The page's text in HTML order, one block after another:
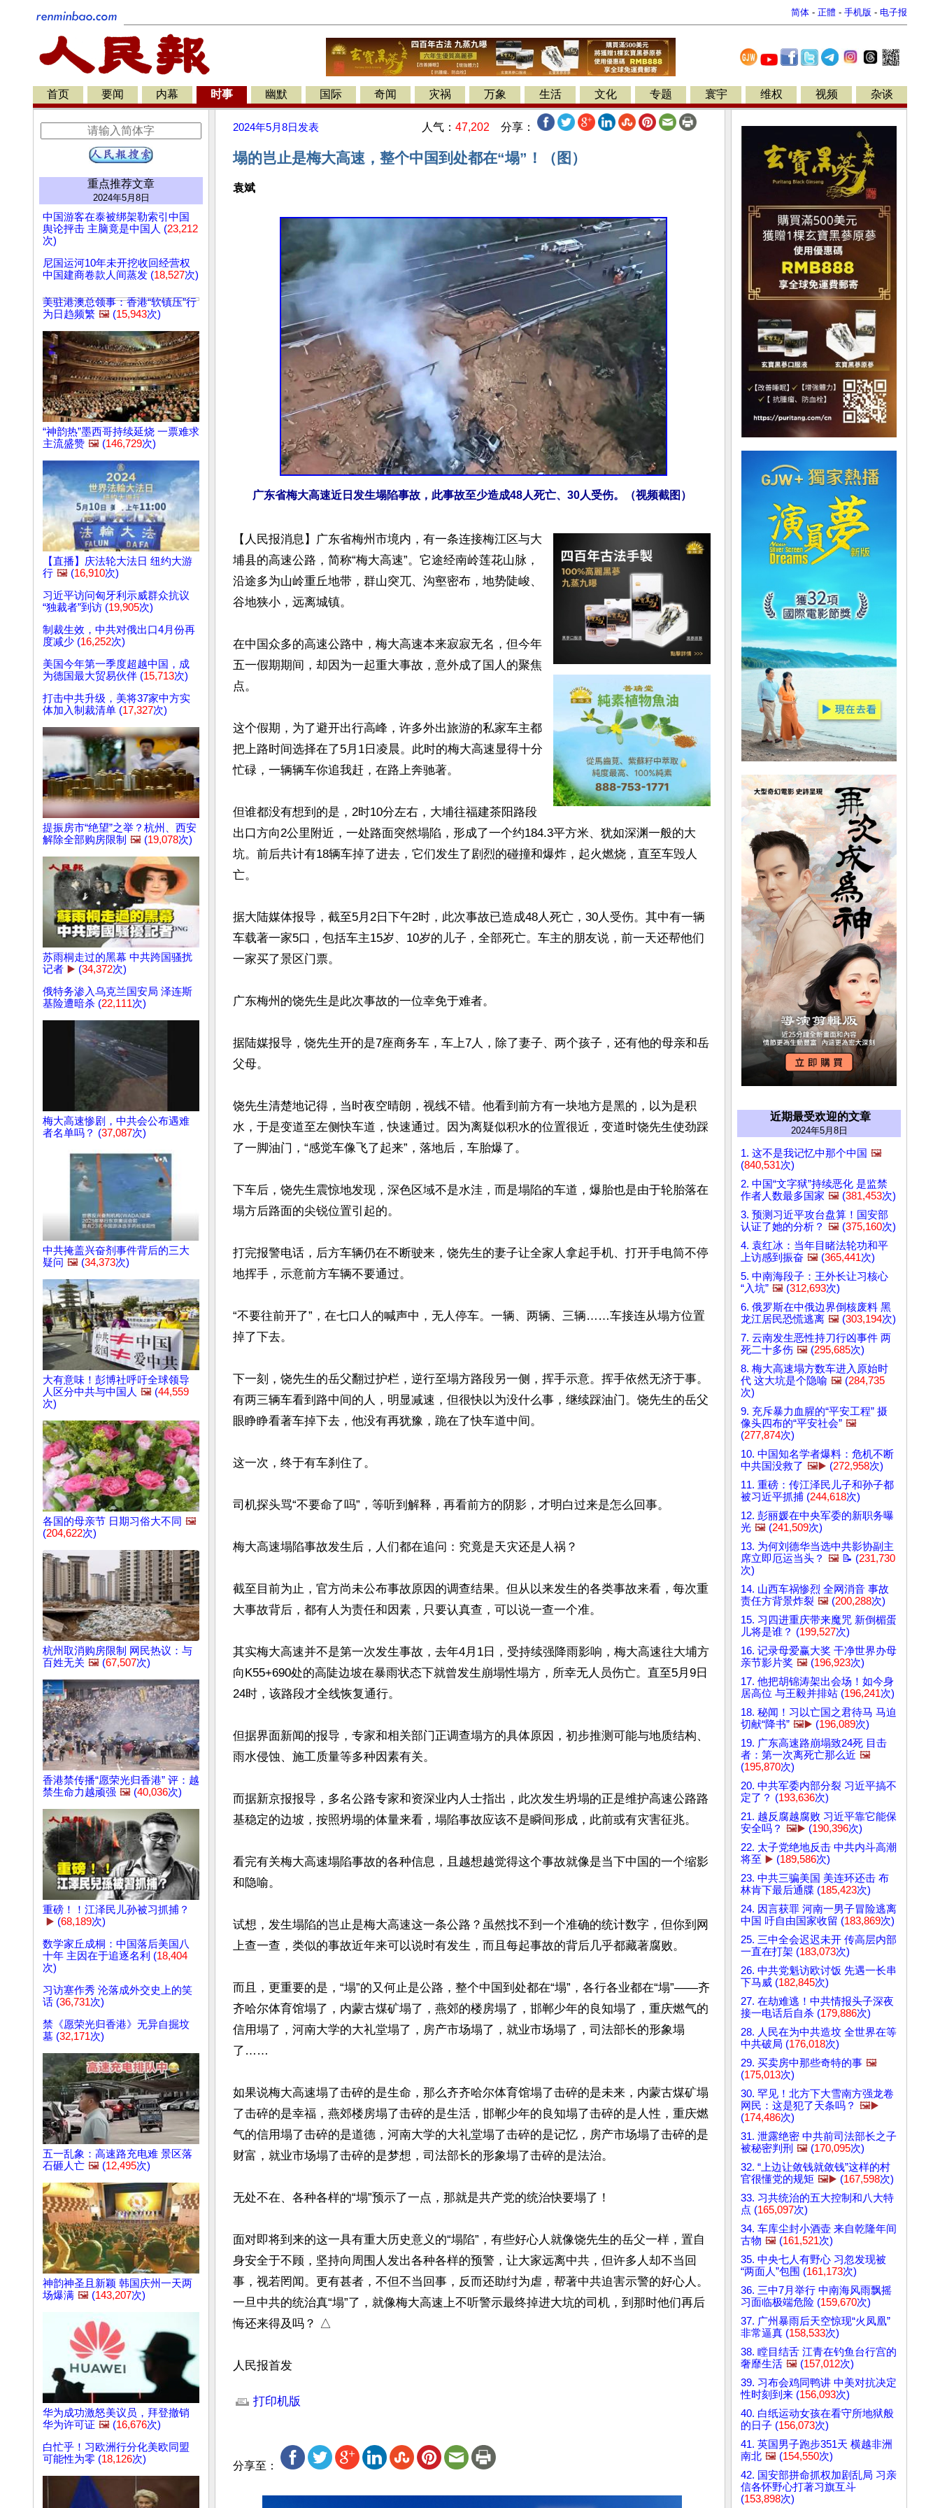
简体 - 正體 - 手机版 - 电子报
首页 要闻 内幕 时事 幽默 国际 奇闻 灾祸 万象 生活 文化 专题 寰宇 维权 视频 杂谈
重点推荐文章
2024年5月8日
中国游客在泰被绑架勒索引中国
舆论抨击 主脑竟是中国人 (23,212
次)
尼国运河10年未开挖收回经营权
中国建商卷款人间蒸发 (18,527次)
美驻港澳总领事：香港“软镇压”行
为日趋频繁 🖼️ (15,943次)
“神韵热”墨西哥持续延烧 一票难求
主流盛赞 🖼️ (146,729次)
【直播】庆法轮大法日 纽约大游
行 🖼️ (16,910次)
习近平访问匈牙利示威群众抗议
“独裁者”到访 (19,905次)
制裁生效，中共对俄出口4月份再
度减少 (16,252次)
美国今年第一季度超越中国，成
为德国最大贸易伙伴 (15,713次)
打击中共升级，美将37家中方实
体加入制裁清单 (17,327次)
提振房市“绝望”之举？杭州、西安
解除全部购房限制 🖼️ (19,078次)
苏雨桐走过的黑幕 中共跨国骚扰
记者 ▶️ (34,372次)
俄特务渗入乌克兰国安局 泽连斯
基险遭暗杀 (22,111次)
梅大高速惨剧，中共会公布遇难
者名单吗？ (37,087次)
中共掩盖兴奋剂事件背后的三大
疑问 🖼️ (34,373次)
大有意味！彭博社呼吁全球领导
人区分中共与中国人 🖼️ (44,559
次)
各国的母亲节 日期习俗大不同 🖼️
(204,622次)
杭州取消购房限制 网民热议：与
百姓无关 🖼️ (67,507次)
香港禁传播“愿荣光归香港” 评：越
禁生命力越顽强 🖼️ (40,036次)
重磅！！江泽民儿孙被习抓捕？
▶️ (68,189次)
数学家丘成桐：中国落后美国八
十年 主因在于追逐名利 (18,404
次)
习访塞作秀 沦落成外交史上的笑
话 (36,731次)
禁《愿荣光归香港》无异自掘坟
墓 (32,171次)
五一乱象：高速路充电难 景区落
石砸人亡 🖼️ (12,495次)
神韵神圣且新颖 韩国庆州一天两
场爆满 🖼️ (143,207次)
华为成功激怒美议员，拜登撤销
华为许可证 🖼️ (16,676次)
白忙乎！习欧洲行分化美欧同盟
可能性为零 (18,126次)
2024年5月8日 发表 人气： 47,202 分享：
塌的岂止是梅大高速，整个中国到处都在“塌”！（图）
袁斌
广东省梅大高速近日发生塌陷事故，此事故至少造成48人死亡、30人受伤。（视频截图）
【人民报消息】广东省梅州市境内，有一条连接梅江区与大
埔县的高速公路，简称“梅大高速”。它途经南岭莲花山脉，
沿途多为山岭重丘地带，群山突兀、沟壑密布，地势陡峻、
谷地狭小，远离城镇。
在中国众多的高速公路中，梅大高速本来寂寂无名，但今年
五一假期期间，却因为一起重大事故，意外成了国人的聚焦
点。
这个假期，为了避开出行高峰，许多外出旅游的私家车主都
把上路时间选择在了5月1日凌晨。此时的梅大高速显得十分
忙碌，一辆辆车你追我赶，在路上奔驰著。
但谁都没有想到的是，2时10分左右，大埔往福建茶阳路段
出口方向2公里附近，一处路面突然塌陷，形成了一个约184.3平方米、犹如深渊一般的大
坑。前后共计有18辆车掉了进去，它们发生了剧烈的碰撞和爆炸，起火燃烧，直至车毁人
亡。
据大陆媒体报导，截至5月2日下午2时，此次事故已造成48人死亡，30人受伤。其中有一辆
车载著一家5口，包括车主15岁、10岁的儿子，全部死亡。车主的朋友说，前一天还帮他们
一家买了景区门票。
广东梅州的饶先生是此次事故的一位幸免于难者。
据陆媒报导，饶先生开的是7座商务车，车上7人，除了妻子、两个孩子，还有他的母亲和岳
父母。
饶先生清楚地记得，当时夜空晴朗，视线不错。他看到前方有一块地方是黑的，以为是积
水，于是变道至左侧快车道，快速通过。因为离疑似积水的位置很近，变道时饶先生使劲踩
了一脚油门，“感觉车像飞了起来”，落地后，车胎爆了。
下车后，饶先生震惊地发现，深色区域不是水洼，而是塌陷的车道，爆胎也是由于轮胎落在
塌方后路面的尖锐位置引起的。
打完报警电话，后方车辆仍在不断驶来，饶先生的妻子让全家人拿起手机、打开手电筒不停
地挥手，示意前方车辆不要通过。
“不要往前开了”，在七口人的喊声中，无人停车。一辆、两辆、三辆……车接连从塌方位置
掉了下去。
下一刻，饶先生的岳父翻过护栏，逆行至塌方路段另一侧，挥手示意。挥手依然无济于事。
有两三辆车看到路中间的人，明显减速，但很快以为没什么事，继续踩油门。饶先生的岳父
眼睁睁看著车掉下去，他没有再犹豫，跪在了快车道中间。
这一次，终于有车刹住了。
司机探头骂“不要命了吗”，等听到解释，再看前方的阴影，才明白过来是怎么回事。
梅大高速塌陷事故发生后，人们都在追问：究竟是天灾还是人祸？
截至目前为止，官方尚未公布事故原因的调查结果。但从以来发生的各类事故来看，每次重
大事故背后，都有人为责任和因素，只要认真查，可以说一查一个准。
其实梅大高速并不是第一次发生事故，去年4月1日，受持续强降雨影响，梅大高速往大埔方
向K55+690处的高陡边坡在暴雨状态下就曾发生崩塌性塌方，所幸无人员伤亡。直至5月9日
24时，该路段才全线恢复通行。
但据界面新闻的报导，专家和相关部门正调查塌方的具体原因，初步推测可能与地质结构、
雨水侵蚀、施工质量等多种因素有关。
而据新京报报导，多名公路专家和资深业内人士指出，此次发生坍塌的正是维护高速公路路
基稳定的边坡，按照坍塌的体量来看，塌陷事故应该不是瞬间形成，此前或有灾害征兆。
看完有关梅大高速塌陷事故的各种信息，且越想越觉得这个事故就像是当下中国的一个缩影
和隐喻。
试想，发生塌陷的岂止是梅大高速这一条公路？虽然找不到一个准确的统计数字，但你到网
上查一查，类似的事故近年来可以说时有发生，而且每起事故的背后几乎都藏著腐败。
而且，更重要的是，“塌”的又何止是公路，整个中国到处都在“塌”，各行各业都在“塌”——齐
齐哈尔体育馆塌了，内蒙古煤矿塌了，燕郊的楼房塌了，邯郸少年的良知塌了，重庆燃气的
信用塌了，河南大学的大礼堂塌了，房产市场塌了，就业市场塌了，司法部长的形象塌
了……
如果说梅大高速塌了击碎的是生命，那么齐齐哈尔体育馆塌了击碎的是未来，内蒙古煤矿塌
了击碎的是幸福，燕郊楼房塌了击碎的是生活，邯郸少年的良知塌了击碎的是人性，重庆燃
气的信用塌了击碎的是道德，河南大学的大礼堂塌了击碎的是记忆，房产市场塌了击碎的是
财富，就业市场塌了击碎的是梦想，司法部长的形象塌了击碎的是法治。
无处不在、各种各样的“塌”预示了一点，那就是共产党的统治快要塌了！
面对即将到来的这一具有重大历史意义的“塌陷”，有些好心人就像饶先生的岳父一样，置自
身安全于不顾，坚持向周围人发出各种各样的预警，让大家远离中共，但许多人却不当回
事，视若罔闻。更有甚者，不但不当回事，反而还助纣为虐，帮著中共迫害示警的好心人。
一旦中共的统治真“塌”了，就像梅大高速上不听警示最终掉进大坑的司机，到那时他们再后
悔还来得及吗？ △
人民报首发
打印机版
分享至：
近期最受欢迎的文章
2024年5月8日
1. 这不是我记忆中那个中国 🖼️
(840,531次)
2. 中国“文字狱”持续恶化 是监禁
作者人数最多国家 🖼️ (381,453次)
3. 预测习近平攻台盘算！国安部
认证了她的分析？ 🖼️ (375,160次)
4. 袁红冰：当年目睹法轮功和平
上访感到振奋 🖼️ (365,441次)
5. 中南海段子：王外长让习核心
“入坑” 🖼️ (312,693次)
6. 俄罗斯在中俄边界倒核废料 黑
龙江居民恐慌逃离 🖼️ (303,194次)
7. 云南发生恶性持刀行凶事件 两
死二十多伤 🖼️ (295,685次)
8. 梅大高速塌方数车进入原始时
代 这大坑是个隐喻 🖼️ (284,735
次)
9. 充斥暴力血腥的“平安工程” 摄
像头四布的“平安社会” 🖼️
(277,874次)
10. 中国知名学者爆料：危机不断
中共国没救了 🖼️▶️ (272,958次)
11. 重磅：传江泽民儿子和孙子都
被习近平抓捕 (244,618次)
12. 彭丽媛在中央军委的新职务曝
光 🖼️ (241,509次)
13. 为何刘德华当选中共影协副主
席立即厄运当头？ 🖼️ 📝 (231,730
次)
14. 山西车祸惨烈 全网消音 事故
责任方背景炸裂 🖼️ (200,288次)
15. 习四进重庆带来魔咒 新倒楣蛋
儿将是谁？ (199,527次)
16. 记录母爱赢大奖 干净世界办母
亲节影片奖 🖼️ (196,923次)
17. 他把胡锦涛架出会场！如今身
居高位 与王毅并排站 (196,241次)
18. 秘闻！习以亡国之君待马 马迫
切献“降书” 🖼️▶️ (196,089次)
19. 广东高速路崩塌致24死 目击
者：第一次离死亡那么近 🖼️
(195,870次)
20. 中共军委内部分裂 习近平搞不
定了？ (193,636次)
21. 越反腐越腐败 习近平靠它能保
安全吗？ 🖼️▶️ (190,396次)
22. 太子党绝地反击 中共内斗高潮
将至 ▶️ (189,586次)
23. 中共三骗美国 美连环还击 布
林肯下最后通牒 (185,423次)
24. 因言获罪 河南一男子冒险逃离
中国 吁自由国家收留 (183,869次)
25. 三中全会迟迟未开 传高层内部
一直在打架 (183,073次)
26. 中共党魁访欧讨饭 先遇一长串
下马威 (182,845次)
27. 在劫难逃！中共情报头子深夜
接一电话后自杀 (179,886次)
28. 人民在为中共造坟 全世界在等
中共破局 (176,018次)
29. 买卖房中那些奇特的事 🖼️
(175,013次)
30. 罕见！北方下大雪南方强龙卷
网民：这是犯了天条吗？ 🖼️▶️
(174,486次)
31. 泄露绝密 中共前司法部长之子
被秘密判刑 🖼️ (170,095次)
32. “上边让敛钱就敛钱”这样的村
官很懂党的规矩 🖼️▶️ (167,598次)
33. 习共统治的五大控制和八大特
点 (165,097次)
34. 车库尘封小酒壶 来自乾隆年间
古物 🖼️ (161,521次)
35. 中央七人有野心 习忽发现被
“两面人”包围 (161,173次)
36. 三中7月举行 中南海风雨飘摇
习面临极端危险 (159,670次)
37. 广州暴雨后天空惊现“火凤凰”
非常逼真 (158,533次)
38. 瞠目结舌 江青在钓鱼台行宫的
奢靡生活 🖼️ (157,012次)
39. 习布会鸡同鸭讲 中美对抗决定
性时刻到来 (156,093次)
40. 白纸运动女孩在看守所地狱般
的日子 (156,073次)
41. 英国男子跑步351天 横越非洲
南北 🖼️ (154,550次)
42. 国安部拼命抓权加剧乱局 习亲
信各怀野心打著习旗互斗
(153,898次)